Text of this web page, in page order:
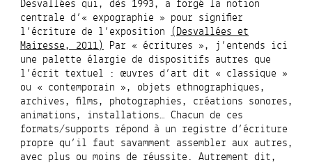
Desvallées qui, dès 1993, a forgé la notion
centrale d’« expographie » pour signifier
l’écriture de l’exposition(Desvallées et
Mairesse, 2011) Par « écritures », j’entends ici
une palette élargie de dispositifs autres que
l’écrit textuel : œuvres d’art dit « classique »
ou « contemporain », objets ethnographiques,
archives, films, photographies, créations sonores,
animations, installations… Chacun de ces
formats/supports répond à un registre d’écriture
propre qu’il faut savamment assembler aux autres,
avec plus ou moins de réussite. Autrement dit,